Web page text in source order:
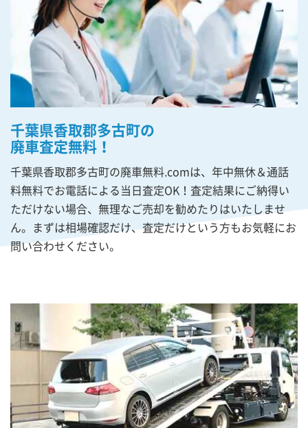
千葉県香取郡多古町の
廃車査定無料！
千葉県香取郡多古町の廃車無料.comは、年中無休＆通話
料無料でお電話による当日査定OK！査定結果にご納得い
ただけない場合、無理なご売却を勧めたりはいたしませ
ん。まずは相場確認だけ、査定だけという方もお気軽にお
問い合わせください。